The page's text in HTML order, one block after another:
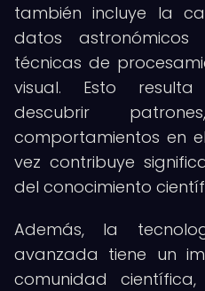
también incluye la
datos astronómicos
técnicas de
visual. Esto
descubrir
comportamientos en
vez contribuye
del conocimiento
Además, la
avanzada tiene un
comunidad